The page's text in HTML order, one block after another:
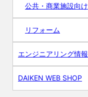
公共・商業施設向け
リフォーム
エンジニアリング情報
DAIKEN WEB SHOP